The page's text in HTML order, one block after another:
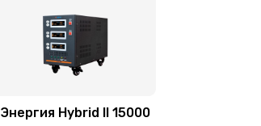
Энергия Hybrid II 15000